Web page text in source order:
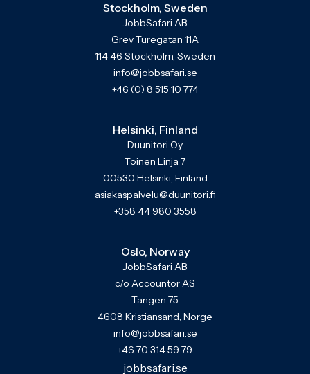
Stockholm, Sweden
JobbSafari AB
Grev Turegatan 11A
114 46 Stockholm, Sweden
info@jobbsafari.se
+46 (0) 8 515 10 774
Helsinki, Finland
Duunitori Oy
Toinen Linja 7
00530 Helsinki, Finland
asiakaspalvelu@duunitori.fi
+358 44 980 3558
Oslo, Norway
JobbSafari AB
c/o Accountor AS
Tangen 75
4608 Kristiansand, Norge
info@jobbsafari.se
+46 70 314 59 79
jobbsafari.se